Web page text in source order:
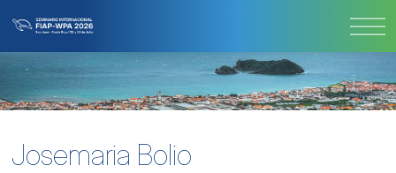
Josemaria Bolio